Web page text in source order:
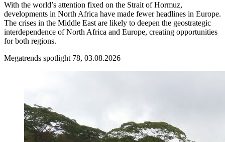
With the world’s attention fixed on the Strait of Hormuz,
developments in North Africa have made fewer headlines in Europe.
The crises in the Middle East are likely to deepen the geostrategic
interdependence of North Africa and Europe, creating opportunities
for both regions.
Megatrends spotlight 78, 03.08.2026